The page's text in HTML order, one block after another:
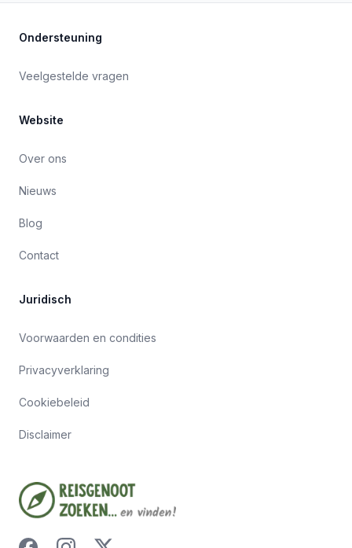
Ondersteuning
Veelgestelde vragen
Website
Over ons
Nieuws
Blog
Contact
Juridisch
Voorwaarden en condities
Privacyverklaring
Cookiebeleid
Disclaimer